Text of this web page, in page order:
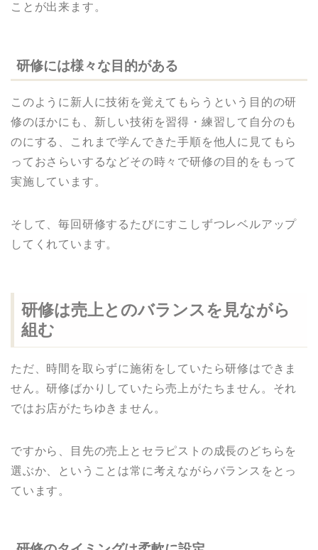
ことが出来ます。
研修には様々な目的がある
このように新人に技術を覚えてもらうという目的の研
修のほかにも、新しい技術を習得・練習して自分のも
のにする、これまで学んできた手順を他人に見てもら
っておさらいするなどその時々で研修の目的をもって
実施しています。
そして、毎回研修するたびにすこしずつレベルアップ
してくれています。
研修は売上とのバランスを見ながら
組む
ただ、時間を取らずに施術をしていたら研修はできま
せん。研修ばかりしていたら売上がたちません。それ
ではお店がたちゆきません。
ですから、目先の売上とセラピストの成長のどちらを
選ぶか、ということは常に考えながらバランスをとっ
ています。